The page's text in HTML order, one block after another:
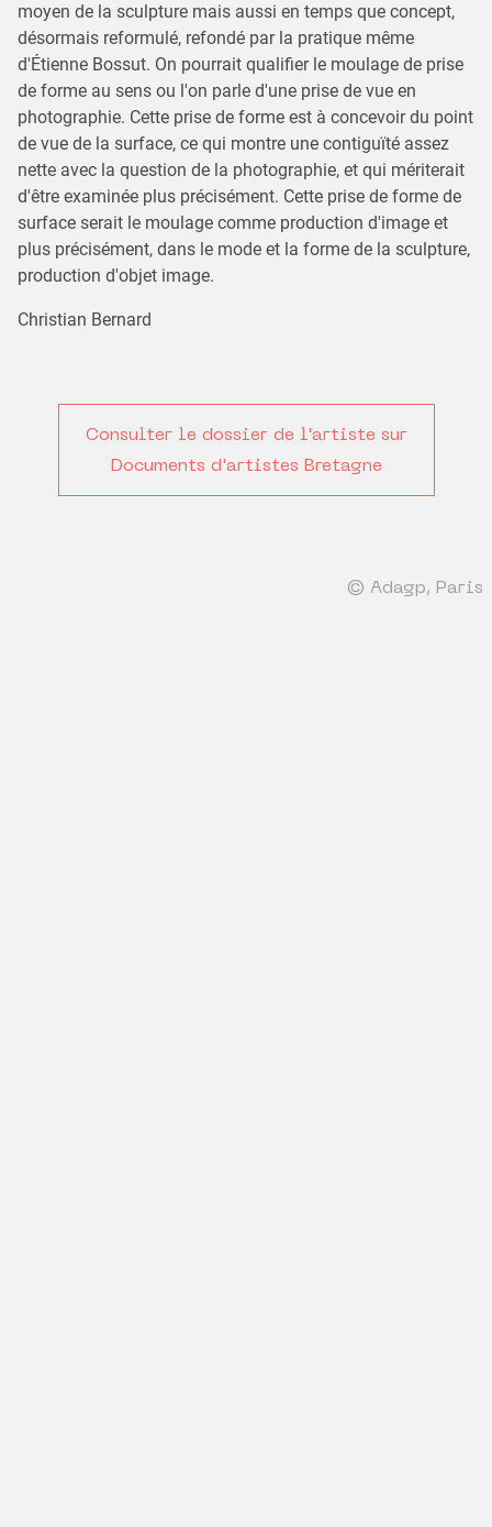
moyen de la sculpture mais aussi en temps que concept,
désormais reformulé, refondé par la pratique même
d'Étienne Bossut. On pourrait qualifier le moulage de prise
de forme au sens ou l'on parle d'une prise de vue en
photographie. Cette prise de forme est à concevoir du point
de vue de la surface, ce qui montre une contiguïté assez
nette avec la question de la photographie, et qui mériterait
d'être examinée plus précisément. Cette prise de forme de
surface serait le moulage comme production d'image et
plus précisément, dans le mode et la forme de la sculpture,
production d'objet image.
Christian Bernard
Consulter le dossier de l'artiste sur
Documents d'artistes Bretagne
© Adagp, Paris